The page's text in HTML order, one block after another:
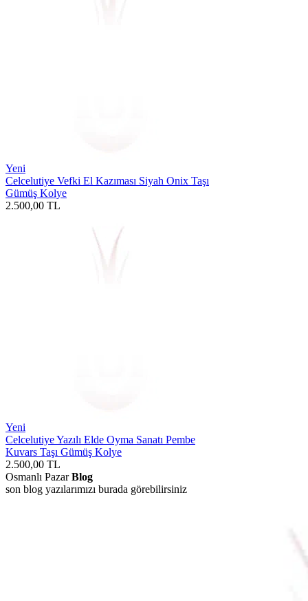
Yeni
Celcelutiye Vefki El Kazıması Siyah Onix Taşı
Gümüş Kolye
2.500,00 TL
Yeni
Celcelutiye Yazılı Elde Oyma Sanatı Pembe
Kuvars Taşı Gümüş Kolye
2.500,00 TL
Osmanlı PazarBlog
son blog yazılarımızı burada görebilirsiniz